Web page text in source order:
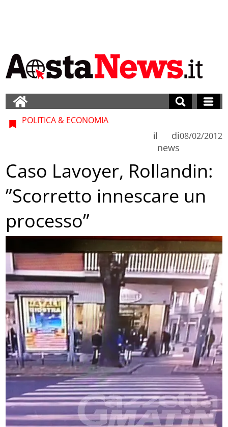
POLITICA & ECONOMIA
di
news
il 08/02/2012
Caso Lavoyer, Rollandin:
”Scorretto innescare un
processo”